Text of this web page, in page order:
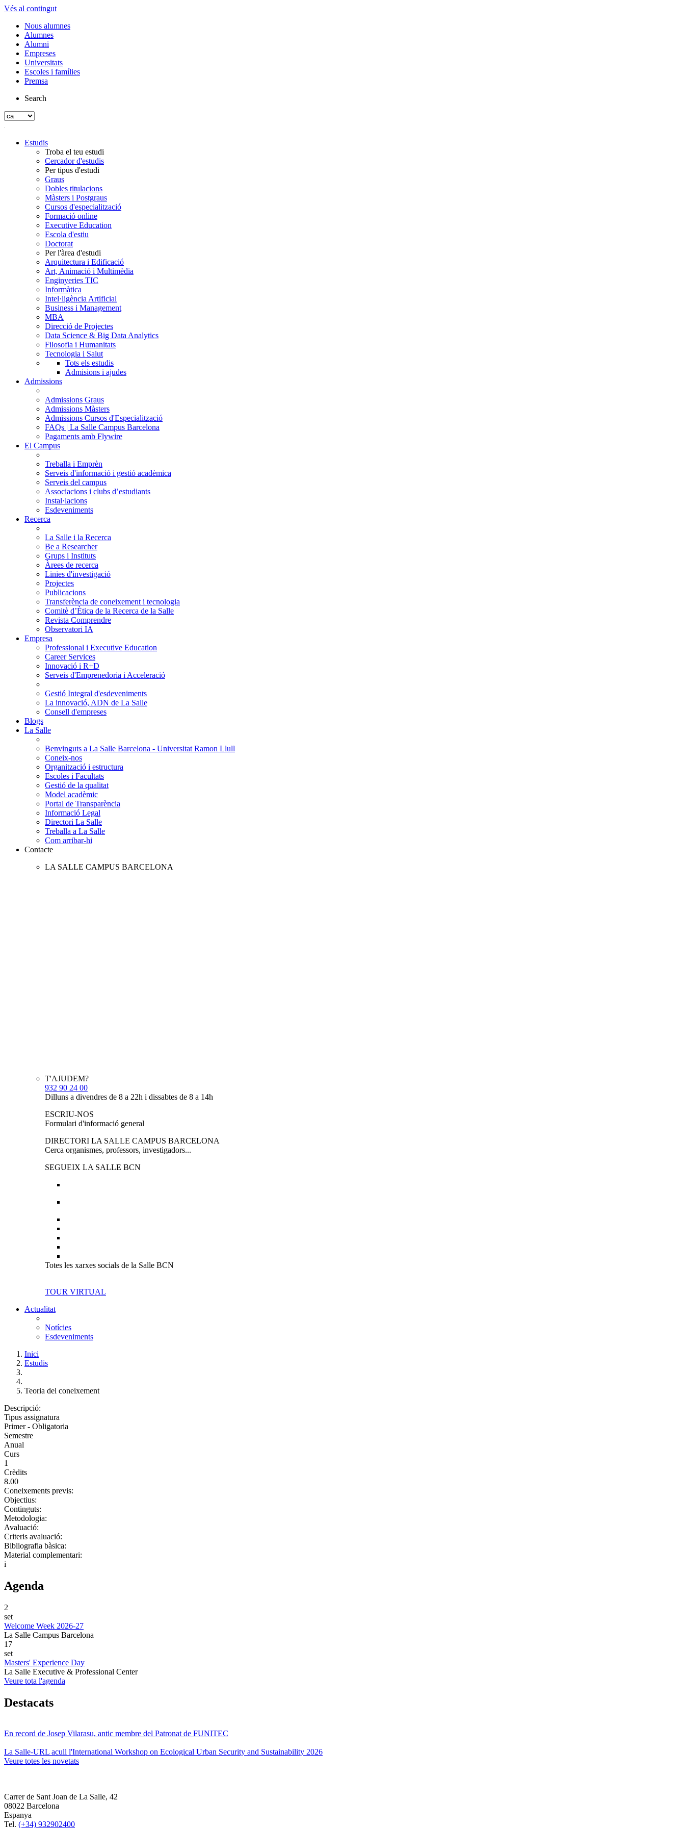
Vés al contingut
Nous alumnes
Alumnes
Alumni
Empreses
Universitats
Escoles i famílies
Premsa
Search
Estudis
Troba el teu estudi
Cercador d'estudis
Per tipus d'estudi
Graus
Dobles titulacions
Màsters i Postgraus
Cursos d'especialització
Formació online
Executive Education
Escola d'estiu
Doctorat
Per l'àrea d'estudi
Arquitectura i Edificació
Art, Animació i Multimèdia
Enginyeries TIC
Informàtica
Intel·ligència Artificial
Business i Management
MBA
Direcció de Projectes
Data Science & Big Data Analytics
Filosofia i Humanitats
Tecnologia i Salut
Tots els estudis
Admisions i ajudes
Admissions
Admissions Graus
Admissions Màsters
Admissions Cursos d'Especialització
FAQs | La Salle Campus Barcelona
Pagaments amb Flywire
El Campus
Treballa i Emprèn
Serveis d'informació i gestió acadèmica
Serveis del campus
Associacions i clubs d’estudiants
Instal·lacions
Esdeveniments
Recerca
La Salle i la Recerca
Be a Researcher
Grups i Instituts
Àrees de recerca
Linies d'investigació
Projectes
Publicacions
Transferència de coneixement i tecnologia
Comitè d’Ètica de la Recerca de la Salle
Revista Comprendre
Observatori IA
Empresa
Professional i Executive Education
Career Services
Innovació i R+D
Serveis d'Emprenedoria i Acceleració
Gestió Integral d'esdeveniments
La innovació, ADN de La Salle
Consell d'empreses
Blogs
La Salle
Benvinguts a La Salle Barcelona - Universitat Ramon Llull
Coneix-nos
Organització i estructura
Escoles i Facultats
Gestió de la qualitat
Model acadèmic
Portal de Transparència
Informació Legal
Directori La Salle
Treballa a La Salle
Com arribar-hi
Contacte
LA SALLE CAMPUS BARCELONA
T'AJUDEM?
932 90 24 00
Dilluns a divendres de 8 a 22h i dissabtes de 8 a 14h
ESCRIU-NOS
Formulari d'informació general
DIRECTORI LA SALLE CAMPUS BARCELONA
Cerca organismes, professors, investigadors...
SEGUEIX LA SALLE BCN
Totes les xarxes socials de la Salle BCN
TOUR VIRTUAL
Actualitat
Notícies
Esdeveniments
Inici
Estudis
Teoria del coneixement
Descripció:
Tipus assignatura
Primer - Obligatoria
Semestre
Anual
Curs
1
Crèdits
8.00
Coneixements previs:
Objectius:
Continguts:
Metodologia:
Avaluació:
Criteris avaluació:
Bibliografia bàsica:
Material complementari:
i
Agenda
2
set
Welcome Week 2026-27
La Salle Campus Barcelona
17
set
Masters' Experience Day
La Salle Executive & Professional Center
Veure tota l'agenda
Destacats
En record de Josep Vilarasu, antic membre del Patronat de FUNITEC
La Salle-URL acull l'International Workshop on Ecological Urban Security and Sustainability 2026
Veure totes les novetats
Carrer de Sant Joan de La Salle, 42
08022 Barcelona
Espanya
Tel. (+34) 932902400